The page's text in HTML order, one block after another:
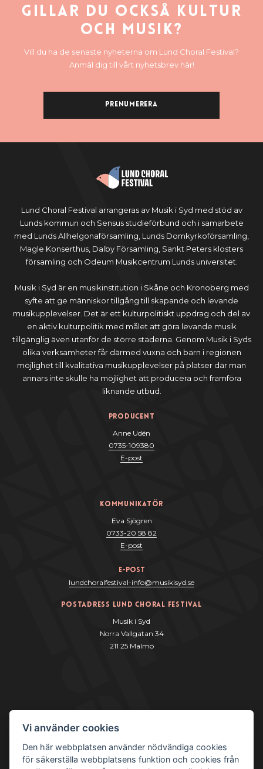
Gillar du också kultur
och musik?
Vill du ha de senaste nyheterna om Lund Choral Festival?
Anmäl dig till vårt nyhetsbrev här!
Prenumerera
Lund Choral Festival arrangeras av Musik i Syd med stöd av
Lunds kommun och Sensus studieförbund och i samarbete
med Lunds Allhelgonaförsamling, Lunds Domkyrkoförsamling,
Magle Konserthus, Dalby Församling, Sankt Peters klosters
församling och Odeum Musikcentrum Lunds universitet.
Musik i Syd är en musikinstitution i Skåne och Kronoberg med
syfte att ge människor tillgång till skapande och levande
musikupplevelser. Det är ett kulturpolitiskt uppdrag och del av
en aktiv kulturpolitik med målet att göra levande musik
tillgänglig även utanför de större städerna. Genom Musik i Syds
olika verksamheter får därmed vuxna och barn i regionen
möjlighet till kvalitativa musikupplevelser på platser där man
annars inte skulle ha möjlighet att producera och framföra
liknande utbud.
Producent
Anne Udén
0735-109380
E-post
Kommunikatör
Eva Sjögren
0733-20 58 82
E-post
e-post
lundchoralfestival-info@musikisyd.se
Postadress Lund Choral Festival
Musik i Syd
Norra Vallgatan 34
211 25 Malmö
Vi använder cookies
Den här webbplatsen använder nödvändiga cookies
för säkerställa webbplatsens funktion och cookies från